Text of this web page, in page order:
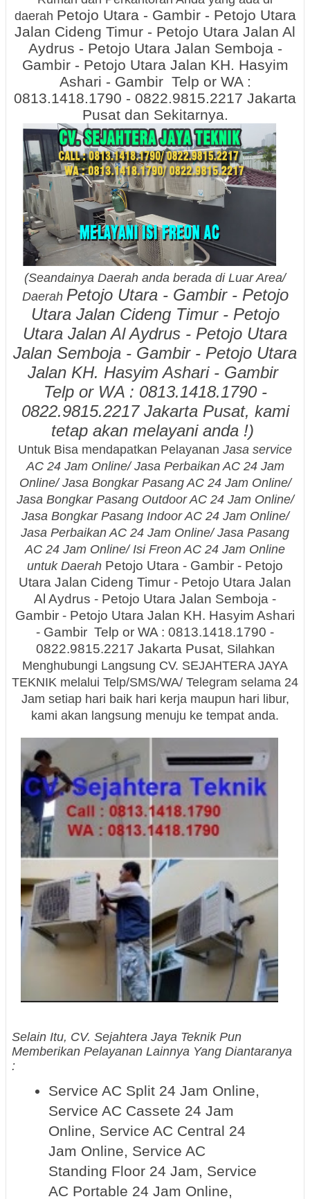
daerah Petojo Utara - Gambir - Petojo Utara
Jalan Cideng Timur - Petojo Utara Jalan Al
Aydrus - Petojo Utara Jalan Semboja -
Gambir - Petojo Utara Jalan KH. Hasyim
Ashari - Gambir Telp or WA :
0813.1418.1790 - 0822.9815.2217 Jakarta
Pusat dan Sekitarnya.
(Seandainya Daerah anda berada di Luar Area/
Daerah Petojo Utara - Gambir - Petojo
Utara Jalan Cideng Timur - Petojo
Utara Jalan Al Aydrus - Petojo Utara
Jalan Semboja - Gambir - Petojo Utara
Jalan KH. Hasyim Ashari - Gambir
Telp or WA : 0813.1418.1790 -
0822.9815.2217 Jakarta Pusat, kami
tetap akan melayani anda !)
Untuk Bisa mendapatkan Pelayanan Jasa service
AC 24 Jam Online/ Jasa Perbaikan AC 24 Jam
Online/ Jasa Bongkar Pasang AC 24 Jam Online/
Jasa Bongkar Pasang Outdoor AC 24 Jam Online/
Jasa Bongkar Pasang Indoor AC 24 Jam Online/
Jasa Perbaikan AC 24 Jam Online/ Jasa Pasang
AC 24 Jam Online/ Isi Freon AC 24 Jam Online
untuk Daerah Petojo Utara - Gambir - Petojo
Utara Jalan Cideng Timur - Petojo Utara Jalan
Al Aydrus - Petojo Utara Jalan Semboja -
Gambir - Petojo Utara Jalan KH. Hasyim Ashari
- Gambir Telp or WA : 0813.1418.1790 -
0822.9815.2217 Jakarta Pusat, Silahkan
Menghubungi Langsung CV. SEJAHTERA JAYA
TEKNIK melalui Telp/SMS/WA/ Telegram selama 24
Jam setiap hari baik hari kerja maupun hari libur,
kami akan langsung menuju ke tempat anda.
Selain Itu, CV. Sejahtera Jaya Teknik Pun
Memberikan Pelayanan Lainnya Yang Diantaranya
:
Service AC Split 24 Jam Online,
Service AC Cassete 24 Jam
Online, Service AC Central 24
Jam Online, Service AC
Standing Floor 24 Jam, Service
AC Portable 24 Jam Online,